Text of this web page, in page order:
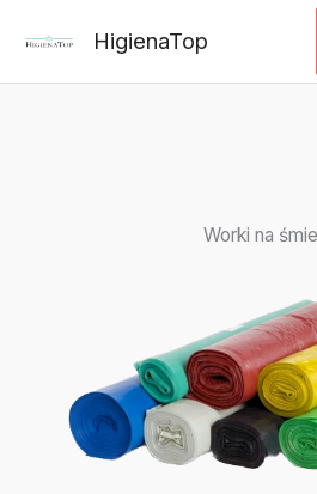
treści
HigienaTop
Worki na